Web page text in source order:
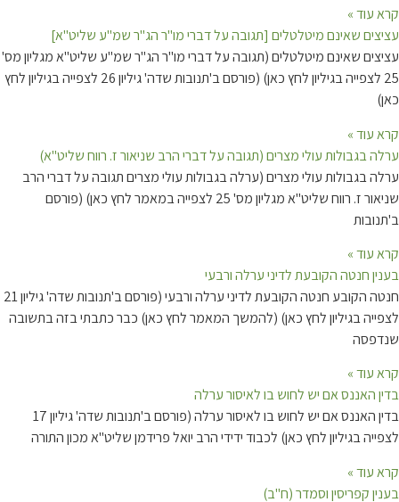
קרא עוד »
עציצים שאינם מיטלטלים [תגובה על דברי מו"ר הג"ר שמ"ע שליט"א]
עציצים שאינם מיטלטלים (תגובה על דברי מו"ר הג"ר שמ"ע שליט"א מגליון מס'
25 לצפייה בגיליון לחץ כאן) (פורסם ב'תנובות שדה' גיליון 26 לצפייה בגיליון לחץ
כאן)
קרא עוד »
ערלה בגבולות עולי מצרים (תגובה על דברי הרב שניאור ז. רווח שליט"א)
ערלה בגבולות עולי מצרים (ערלה בגבולות עולי מצרים תגובה על דברי הרב
שניאור ז. רווח שליט"א מגליון מס' 25 לצפייה במאמר לחץ כאן) (פורסם
ב'תנובות
קרא עוד »
בענין חנטה הקובעת לדיני ערלה ורבעי
חנטה הקובע חנטה הקובעת לדיני ערלה ורבעי (פורסם ב'תנובות שדה' גיליון 21
לצפייה בגיליון לחץ כאן) (להמשך המאמר לחץ כאן) כבר כתבתי בזה בתשובה
שנדפסה
קרא עוד »
בדין האננס אם יש לחוש בו לאיסור ערלה
בדין האננס אם יש לחוש בו לאיסור ערלה (פורסם ב'תנובות שדה' גיליון 17
לצפייה בגיליון לחץ כאן) לכבוד ידידי הרב יואל פרידמן שליט"א מכון התורה
קרא עוד »
בענין קפריסין וסמדר (ח"ב)